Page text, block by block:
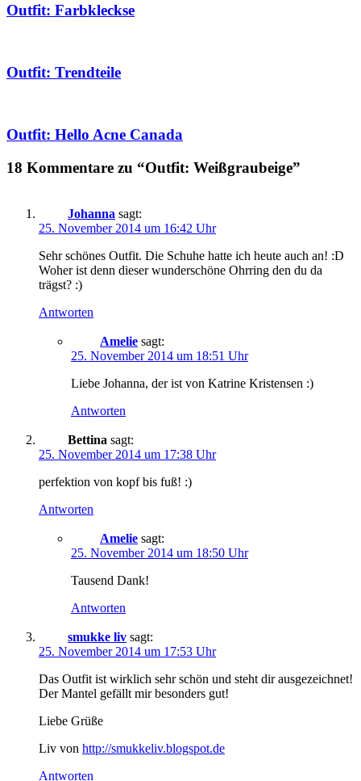
Outfit: Farbkleckse
Outfit: Trendteile
Outfit: Hello Acne Canada
18 Kommentare zu “Outfit: Weißgraubeige”
Johanna sagt:
25. November 2014 um 16:42 Uhr
Sehr schönes Outfit. Die Schuhe hatte ich heute auch an! :D
Woher ist denn dieser wunderschöne Ohrring den du da
trägst? :)
Antworten
Amelie sagt:
25. November 2014 um 18:51 Uhr
Liebe Johanna, der ist von Katrine Kristensen :)
Antworten
Bettina sagt:
25. November 2014 um 17:38 Uhr
perfektion von kopf bis fuß! :)
Antworten
Amelie sagt:
25. November 2014 um 18:50 Uhr
Tausend Dank!
Antworten
smukke liv sagt:
25. November 2014 um 17:53 Uhr
Das Outfit ist wirklich sehr schön und steht dir ausgezeichnet!
Der Mantel gefällt mir besonders gut!
Liebe Grüße
Liv von http://smukkeliv.blogspot.de
Antworten